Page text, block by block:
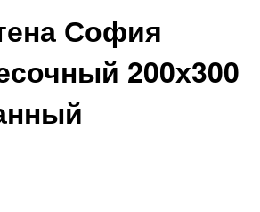
София
200х300